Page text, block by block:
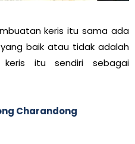
keris itu sama ada
baik atau tidak adalah
itu sendiri sebagai
Charandong